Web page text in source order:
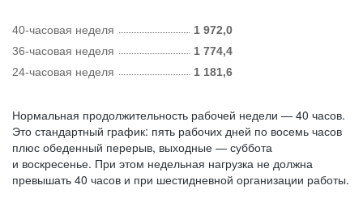
40-часовая неделя
1 972,0
36-часовая неделя
1 774,4
24-часовая неделя
1 181,6
Нормальная продолжительность рабочей недели — 40 часов.
Это стандартный график: пять рабочих дней по восемь часов
плюс обеденный перерыв, выходные — суббота
и воскресенье. При этом недельная нагрузка не должна
превышать 40 часов и при шестидневной организации работы.